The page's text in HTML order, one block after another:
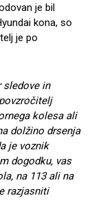
je bil
kona, so
je po
sledove in
kolesa ali
dolžino drsenja
je voznik
dogodku, vas
na 113 ali na
razjasniti